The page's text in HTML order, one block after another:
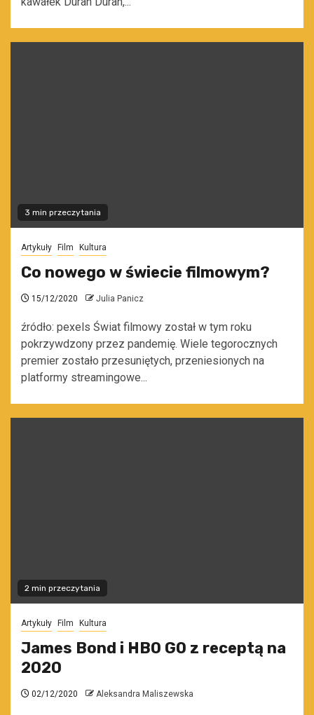
3 min przeczytania
Artykuły Film Kultura
Co nowego w świecie filmowym?
15/12/2020 Julia Panicz
źródło: pexels Świat filmowy został w tym roku
pokrzywdzony przez pandemię. Wiele tegorocznych
premier zostało przesuniętych, przeniesionych na
platformy streamingowe...
2 min przeczytania
Artykuły Film Kultura
James Bond i HBO GO z receptą na
2020
02/12/2020 Aleksandra Maliszewska